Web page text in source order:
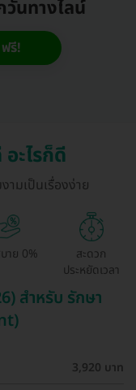
นทางไลน์
รี!
ะไรก็ดี
ามเป็นเรื่องง่าย
าย 0%
สะดวก
ประหยัดเวลา
สำหรับ รักษา
3,920 บาท